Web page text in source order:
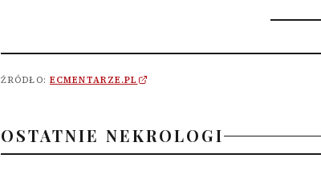
ŹRÓDŁO: ECMENTARZE.PL
OSTATNIE NEKROLOGI